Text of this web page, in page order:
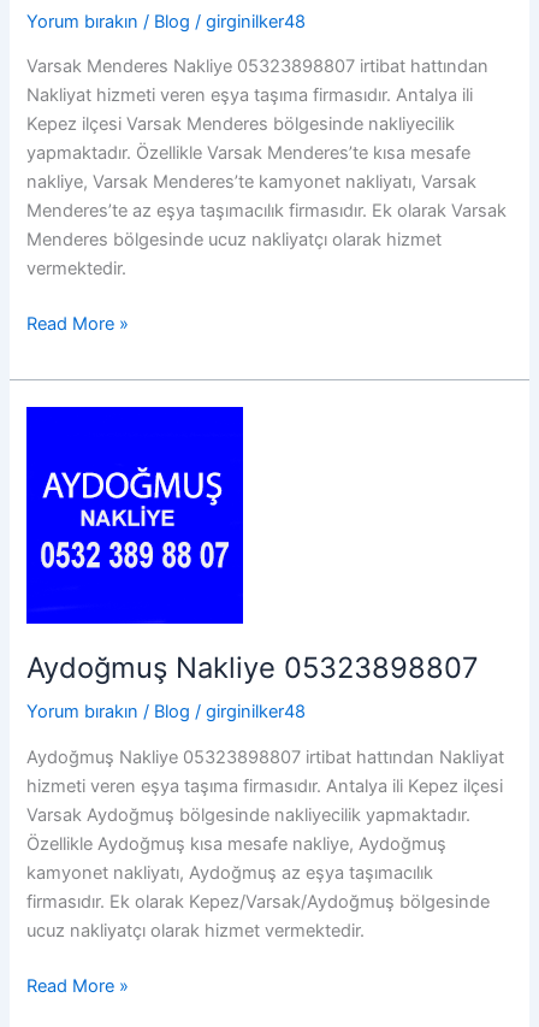
Yorum bırakın / Blog /girginilker48
Varsak Menderes Nakliye 05323898807 irtibat hattından
Nakliyat hizmeti veren eşya taşıma firmasıdır. Antalya ili
Kepez ilçesi Varsak Menderes bölgesinde nakliyecilik
yapmaktadır. Özellikle Varsak Menderes’te kısa mesafe
nakliye, Varsak Menderes’te kamyonet nakliyatı, Varsak
Menderes’te az eşya taşımacılık firmasıdır. Ek olarak Varsak
Menderes bölgesinde ucuz nakliyatçı olarak hizmet
vermektedir.
Varsak
Nakliye
05323898807
Read More »
Aydoğmuş Nakliye 05323898807
Yorum bırakın / Blog /girginilker48
Aydoğmuş Nakliye 05323898807 irtibat hattından Nakliyat
hizmeti veren eşya taşıma firmasıdır. Antalya ili Kepez ilçesi
Varsak Aydoğmuş bölgesinde nakliyecilik yapmaktadır.
Özellikle Aydoğmuş kısa mesafe nakliye, Aydoğmuş
kamyonet nakliyatı, Aydoğmuş az eşya taşımacılık
firmasıdır. Ek olarak Kepez/Varsak/Aydoğmuş bölgesinde
ucuz nakliyatçı olarak hizmet vermektedir.
Aydoğmuş
Read More »